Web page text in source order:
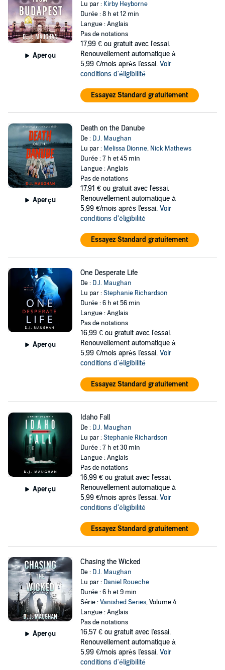
Aperçu
Lu par : Kirby Heyborne
Durée : 8 h et 12 min
Langue : Anglais
Pas de notations
17,99 € ou gratuit avec l'essai.
Renouvellement automatique à
5,99 €/mois après l'essai. Voir
conditions d'éligibilité
Essayez Standard gratuitement
Aperçu
Death on the Danube
De : D.J. Maughan
Lu par : Melissa Dionne, Nick Mathews
Durée : 7 h et 45 min
Langue : Anglais
Pas de notations
17,91 € ou gratuit avec l'essai.
Renouvellement automatique à
5,99 €/mois après l'essai. Voir
conditions d'éligibilité
Essayez Standard gratuitement
Aperçu
One Desperate Life
De : D.J. Maughan
Lu par :Stephanie Richardson
Durée : 6 h et 56 min
Langue : Anglais
Pas de notations
16,99 € ou gratuit avec l'essai.
Renouvellement automatique à
5,99 €/mois après l'essai. Voir
conditions d'éligibilité
Essayez Standard gratuitement
Aperçu
Idaho Fall
De : D.J. Maughan
Lu par :Stephanie Richardson
Durée : 7 h et 30 min
Langue : Anglais
Pas de notations
16,99 € ou gratuit avec l'essai.
Renouvellement automatique à
5,99 €/mois après l'essai. Voir
conditions d'éligibilité
Essayez Standard gratuitement
Aperçu
Chasing the Wicked
De : D.J. Maughan
Lu par : Daniel Roueche
Durée : 6 h et 9 min
Série :Vanished Series, Volume 4
Langue : Anglais
Pas de notations
16,57 € ou gratuit avec l'essai.
Renouvellement automatique à
5,99 €/mois après l'essai. Voir
conditions d'éligibilité